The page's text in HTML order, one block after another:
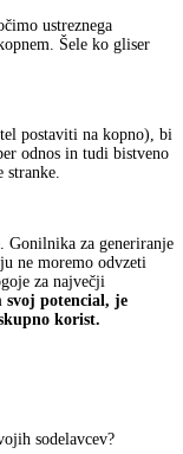
ustreznega
Šele ko gliser
postaviti na kopno), bi
odnos in tudi bistveno
Gonilnika za generiranje
ne moremo odvzeti
za največji
svoj potencial, je
korist.
sodelavcev?